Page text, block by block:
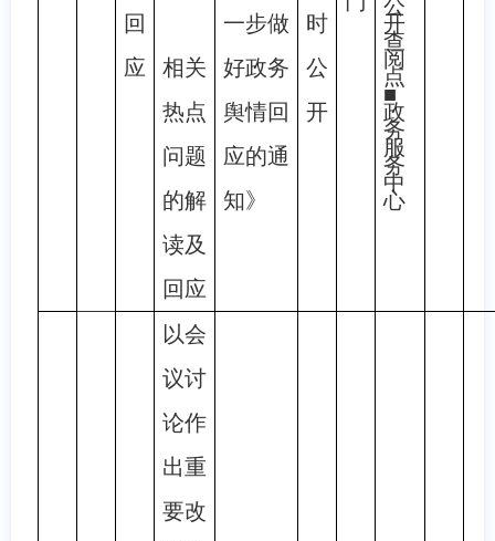
回
应
相关
热点
问题
的解
读及
回应
一步做
好政务
舆情回
应的通
知》
时
公
开
公
开
查
阅
点
■
政
务
服
务
中
心
以会
议讨
论作
出重
要改